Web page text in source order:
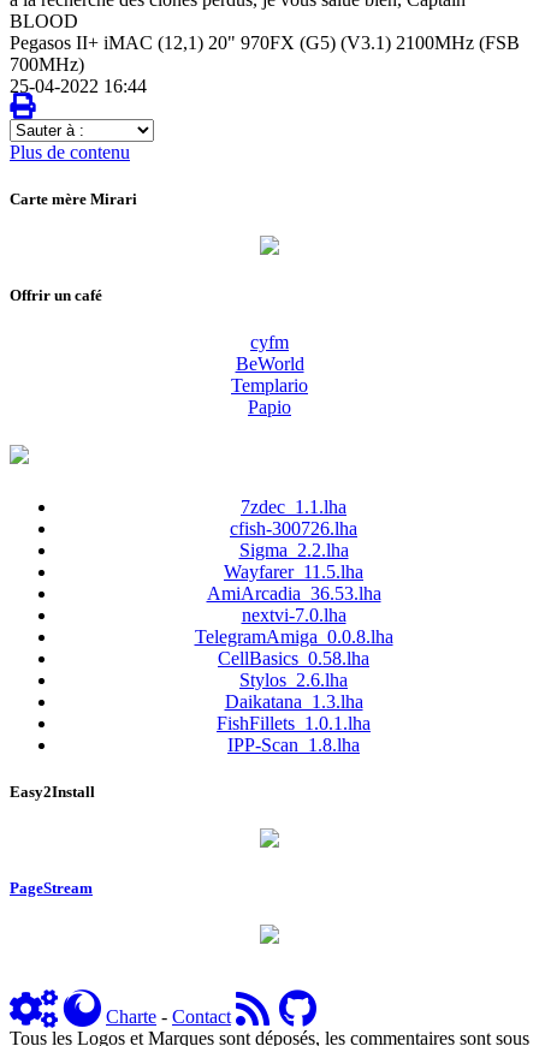
BLOOD
Pegasos II+ iMAC (12,1) 20" 970FX (G5) (V3.1) 2100MHz (FSB
700MHz)
25-04-2022 16:44
Sauter
à
Plus de contenu
Carte mère Mirari
Offrir un café
cyfm
BeWorld
Templario
Papio
7zdec_1.1.lha
cfish-300726.lha
Sigma_2.2.lha
Wayfarer_11.5.lha
AmiArcadia_36.53.lha
nextvi-7.0.lha
TelegramAmiga_0.0.8.lha
CellBasics_0.58.lha
Stylos_2.6.lha
Daikatana_1.3.lha
FishFillets_1.0.1.lha
IPP-Scan_1.8.lha
Easy2Install
PageStream
Charte - Contact
Tous les Logos et Marques sont déposés, les commentaires sont sous